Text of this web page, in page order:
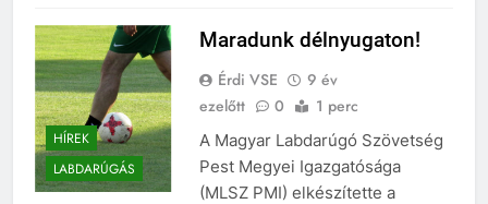
HÍREK
LABDARÚGÁS
Maradunk délnyugaton!
Érdi VSE
9 év
ezelőtt
0 1 perc
A Magyar Labdarúgó Szövetség
Pest Megyei Igazgatósága
(MLSZ PMI) elkészítette a